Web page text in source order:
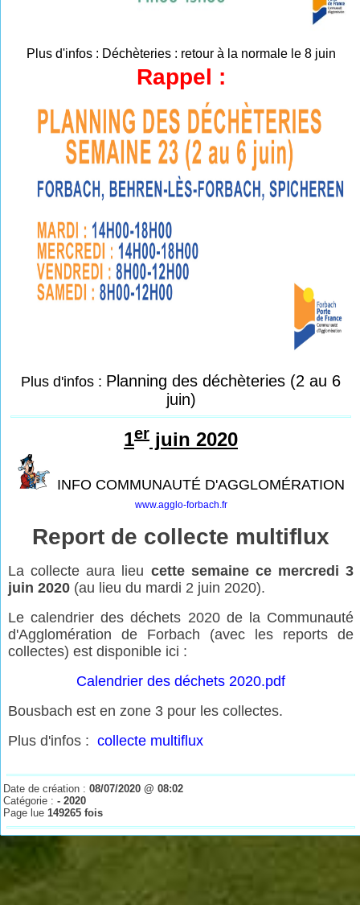
Plus d'infos : Déchèteries : retour à la normale le 8 juin
Rappel :
Plus d'infos : Planning des déchèteries (2 au 6
juin)
1er juin 2020
INFO COMMUNAUTÉ D'AGGLOMÉRATION
www.agglo-forbach.fr
Report de collecte multiflux
La collecte aura lieu cette semaine ce mercredi 3
juin 2020 (au lieu du mardi 2 juin 2020).
Le calendrier des déchets 2020 de la Communauté
d'Agglomération de Forbach (avec les reports de
collectes) est disponible ici :
Calendrier des déchets 2020.pdf
Bousbach est en zone 3 pour les collectes.
Plus d'infos :collecte multiflux
Date de création :08/07/2020 @ 08:02
Catégorie :- 2020
Page lue149265 fois